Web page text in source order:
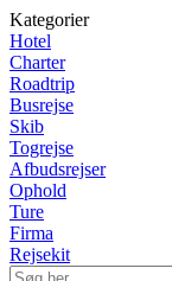
Kategorier
Hotel
Charter
Roadtrip
Busrejse
Skib
Togrejse
Afbudsrejser
Ophold
Ture
Firma
Rejsekit